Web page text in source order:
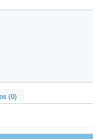
(0)